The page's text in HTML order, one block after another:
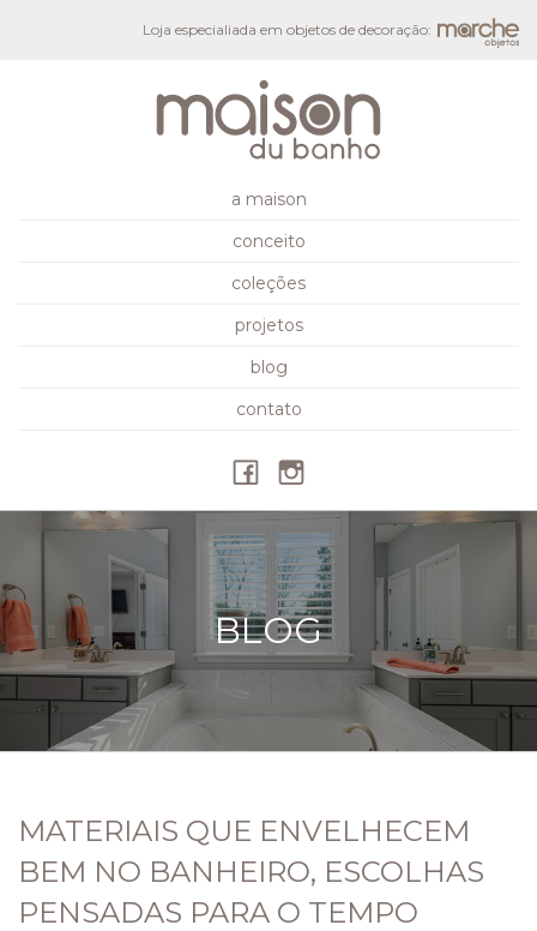
Loja especialiada em objetos de decoração:
a maison
conceito
coleções
projetos
blog
contato
BLOG
MATERIAIS QUE ENVELHECEM
BEM NO BANHEIRO, ESCOLHAS
PENSADAS PARA O TEMPO